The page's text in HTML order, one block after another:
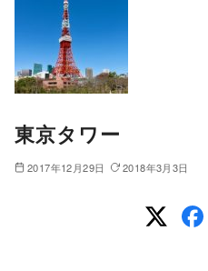
東京タワー
2017年12月29日 2018年3月3日